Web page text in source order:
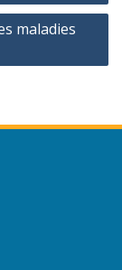
maladies